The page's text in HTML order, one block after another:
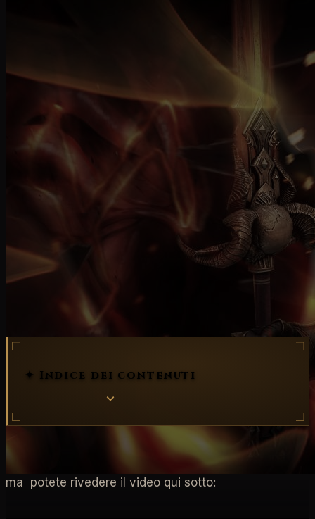
✦ Indice dei contenuti
Il Livestream dell'aggiornamento degli sviluppatori di
Diablo 4 Stagione 4: Bottino Rinnovato si è concluso,
ma potete rivedere il video qui sotto: